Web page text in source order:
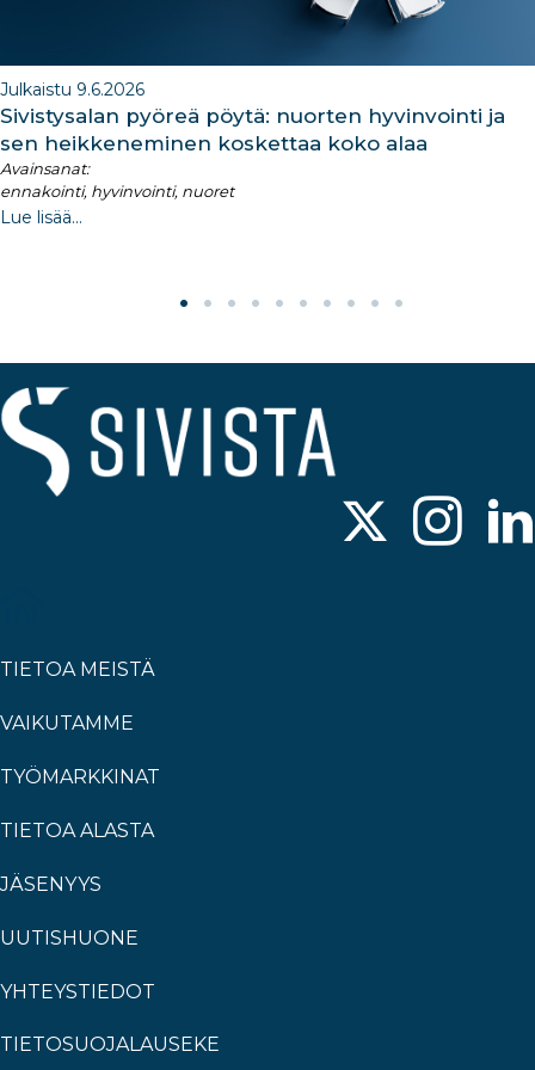
Julkaistu 9.6.2026
Sivistysalan pyöreä pöytä: nuorten hyvinvointi ja
sen heikkeneminen koskettaa koko alaa
Avainsanat:
ennakointi, hyvinvointi, nuoret
Lue lisää...
TIETOA MEISTÄ
VAIKUTAMME
TYÖMARKKINAT
TIETOA ALASTA
JÄSENYYS
UUTISHUONE
YHTEYSTIEDOT
TIETOSUOJALAUSEKE